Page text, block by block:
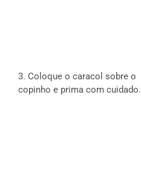
3. Coloque o caracol sobre o
copinho e prima com cuidado.